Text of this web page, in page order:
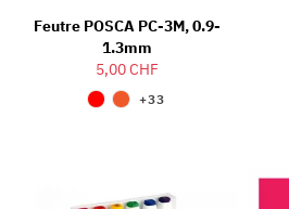
Feutre POSCA PC-3M, 0.9-
1.3mm
5,00 CHF
+33